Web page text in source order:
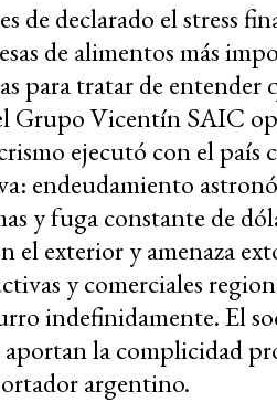
de declarado el stress
de alimentos más
para tratar de entender
Grupo Vicentín SAIC
ejecutó con el país
endeudamiento
y fuga constante de
el exterior y amenaza
y comerciales
indefinidamente. El
aportan la complicidad
argentino.